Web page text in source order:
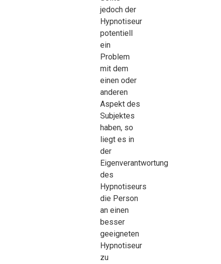
jedoch der
Hypnotiseur
potentiell
ein
Problem
mit dem
einen oder
anderen
Aspekt des
Subjektes
haben, so
liegt es in
der
Eigenverantwortung
des
Hypnotiseurs
die Person
an einen
besser
geeigneten
Hypnotiseur
zu